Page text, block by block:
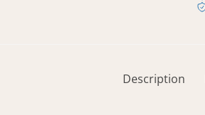
Description